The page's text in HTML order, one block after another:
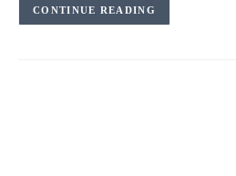
CONTINUE READING